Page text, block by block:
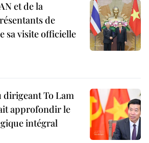
et de la
de
sa visite officielle
dirigeant To Lam
approfondir le
intégral